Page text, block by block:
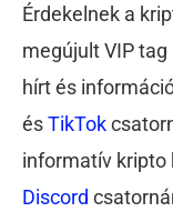
Érdekelnek a
megújult VIP tag
hírt és
ésTikTok
informatív kripto
Discord